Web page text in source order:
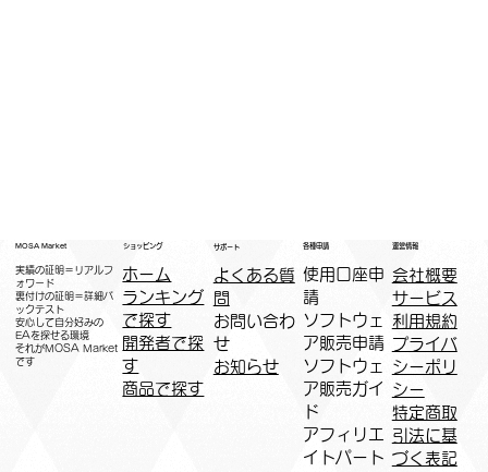
MOSA Market
実績の証明＝リアルフ
ォワード
裏付けの証明＝詳細バ
ックテスト
安心して自分好みの
EAを探せる環境
​それがMOSA Market
です
ショッピング
ホーム
ランキング
で探す
開発者で探
す
商品で探す
サポート
よくある質
問
お問い合わ
せ
お知らせ
各種申請
​使用口座申
請
ソフトウェ
ア販売申請
ソフトウェ
ア販売ガイ
ド
アフィリエ
イトパート
運営情報
会社概要
サービス
利用規約
プライバ
シーポリ
シー
特定商取
引法に基
づく表記